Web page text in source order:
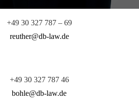
+49 30 327 787 – 69
reuther@db-law.de
Dr. iur. Thomas Bohle
+
+49 30 327 787 46
bohle@db-law.de